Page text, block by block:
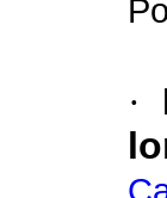
·